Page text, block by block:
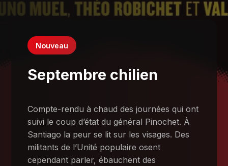
Nouveau
Septembre chilien
Compte-rendu à chaud des journées qui ont
suivi le coup d’état du général Pinochet. À
Santiago la peur se lit sur les visages. Des
militants de l’Unité populaire osent
cependant parler, ébauchent des